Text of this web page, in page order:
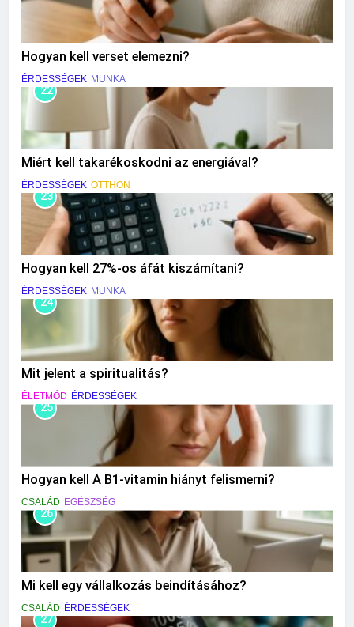
Hogyan kell verset elemezni?
ÉRDESSÉGEK MUNKA
22
Miért kell takarékoskodni az energiával?
ÉRDESSÉGEK OTTHON
23
Hogyan kell 27%-os áfát kiszámítani?
ÉRDESSÉGEK MUNKA
24
Mit jelent a spiritualitás?
ÉLETMÓD ÉRDESSÉGEK
25
Hogyan kell A B1-vitamin hiányt felismerni?
CSALÁD EGÉSZSÉG
26
Mi kell egy vállalkozás beindításához?
CSALÁD ÉRDESSÉGEK
27